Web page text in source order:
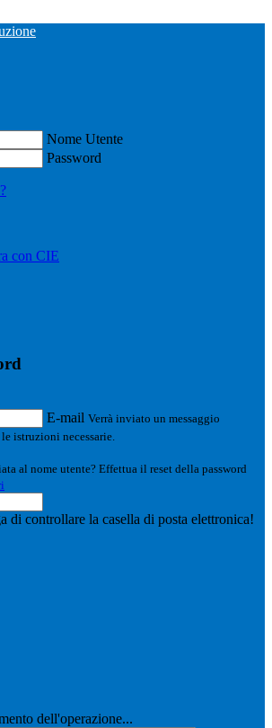
Nome Utente
Password
con CIE
E-mail Verrà inviato un messaggio
istruzioni necessarie.
al nome utente? Effettua il reset della password
di controllare la casella di posta elettronica!
dell'operazione...